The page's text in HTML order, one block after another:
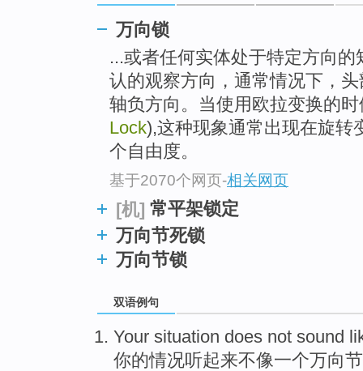
万向锁
...或者任何实体处于特定方向
认的观察方向，通常情况下，
轴负方向。当使用欧拉变换的
Lock),这种现象通常出现在旋转
个自由度。
基于2070个网页-相关网页
[机] 常平架锁定
万向节死锁
万向节锁
双语例句
Your situation does not sound
你的情况听起来不像一个万向节